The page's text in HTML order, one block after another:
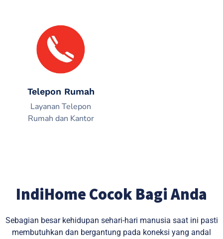
Telepon Rumah
Layanan Telepon
Rumah dan Kantor
IndiHome Cocok Bagi Anda
Sebagian besar kehidupan sehari-hari manusia saat ini pasti
membutuhkan dan bergantung pada koneksi yang andal